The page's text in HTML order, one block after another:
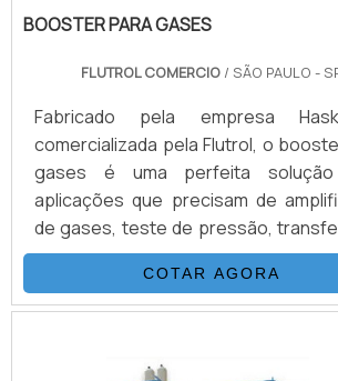
BOOSTER PARA GASES
FLUTROL COMERCIO / SÃO PAULO -
Fabricado pela empresa
comercializada pela Flutrol, o
gases é uma perfeita
aplicações que precisam de
de gases, teste de pressão,
de gases, injeção e outras
exercidas pelo booster gases.
acionamento de ar comprimido, o
que as bombas
COTAR AGORA